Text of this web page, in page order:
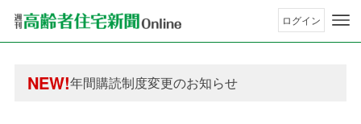
ログイン
NEW!
年間購読制度変更のお知らせ
年間購読制度変更のお知らせ
高齢者住宅新聞 無料会員の皆様へ閲覧本数変更